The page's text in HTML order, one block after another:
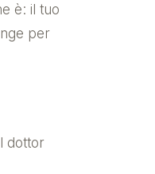
è: il tuo
per
dottor